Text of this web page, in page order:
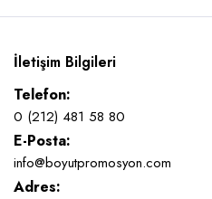
İletişim Bilgileri
Telefon:
0 (212) 481 58 80
E-Posta:
info@boyutpromosyon.com
Adres: